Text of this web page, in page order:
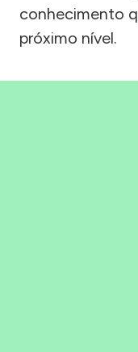
conhecimento
próximo nível.